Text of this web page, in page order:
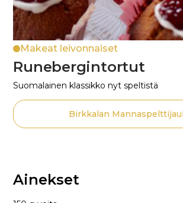
Makeat leivonnaiset
Runebergintortut
Suomalainen klassikko nyt speltistä
Birkkalan
Ainekset